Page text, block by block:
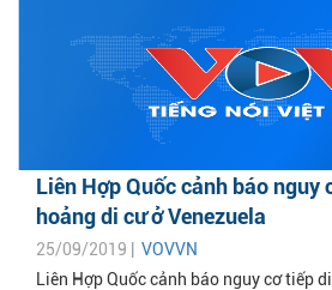
Liên Hợp Quốc cảnh báo nguy
hoảng di cư ở Venezuela
25/09/2019 | VOVVN
Liên Hợp Quốc cảnh báo nguy cơ tiếp